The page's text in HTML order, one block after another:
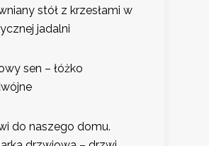
stół z krzesłami w
jadalni
sen – łóżko
do naszego domu.